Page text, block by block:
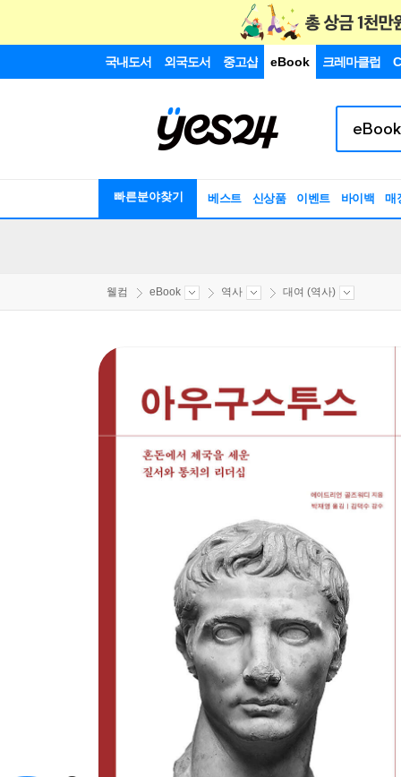
국내도서 외국도서 중고샵 eBook 크레마클럽
빠른분야찾기 베스트 신상품 이벤트 바이백 매
웰컴 eBook 역사 대여 (역사)